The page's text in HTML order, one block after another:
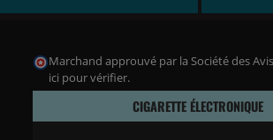
Marchand approuvé par la Société des
ici pour vérifier.
CIGARETTE ÉLECTRONIQUE